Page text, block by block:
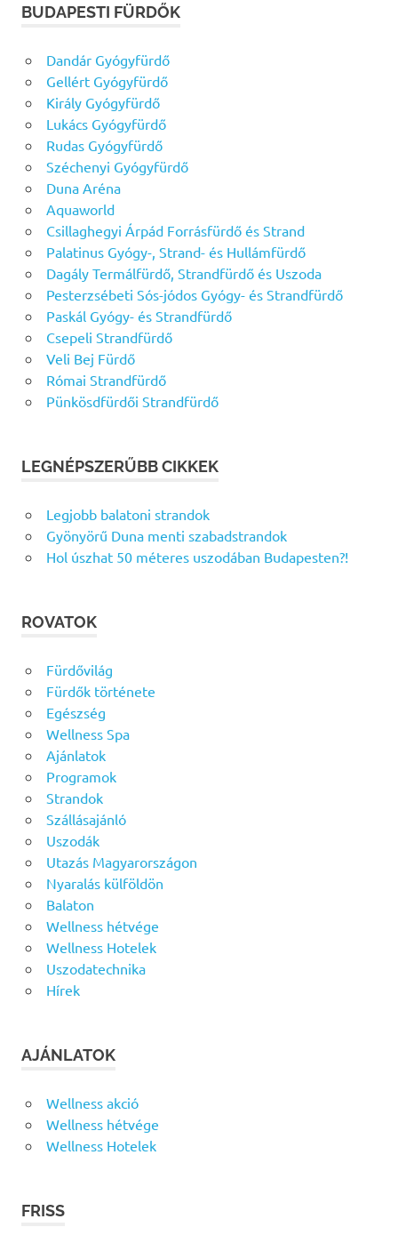
BUDAPESTI FÜRDŐK
Dandár Gyógyfürdő
Gellért Gyógyfürdő
Király Gyógyfürdő
Lukács Gyógyfürdő
Rudas Gyógyfürdő
Széchenyi Gyógyfürdő
Duna Aréna
Aquaworld
Csillaghegyi Árpád Forrásfürdő és Strand
Palatinus Gyógy-, Strand- és Hullámfürdő
Dagály Termálfürdő, Strandfürdő és Uszoda
Pesterzsébeti Sós-jódos Gyógy- és Strandfürdő
Paskál Gyógy- és Strandfürdő
Csepeli Strandfürdő
Veli Bej Fürdő
Római Strandfürdő
Pünkösdfürdői Strandfürdő
LEGNÉPSZERŰBB CIKKEK
Legjobb balatoni strandok
Gyönyörű Duna menti szabadstrandok
Hol úszhat 50 méteres uszodában Budapesten?!
ROVATOK
Fürdővilág
Fürdők története
Egészség
Wellness Spa
Ajánlatok
Programok
Strandok
Szállásajánló
Uszodák
Utazás Magyarországon
Nyaralás külföldön
Balaton
Wellness hétvége
Wellness Hotelek
Uszodatechnika
Hírek
AJÁNLATOK
Wellness akció
Wellness hétvége
Wellness Hotelek
FRISS